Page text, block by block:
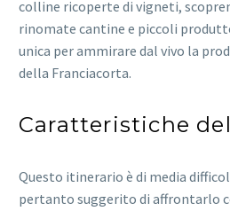
colline ricoperte di vigneti,
rinomate cantine e piccoli
unica per ammirare dal vivo la
della Franciacorta.
Caratteristiche
Questo itinerario è di media
pertanto suggerito di affrontarlo